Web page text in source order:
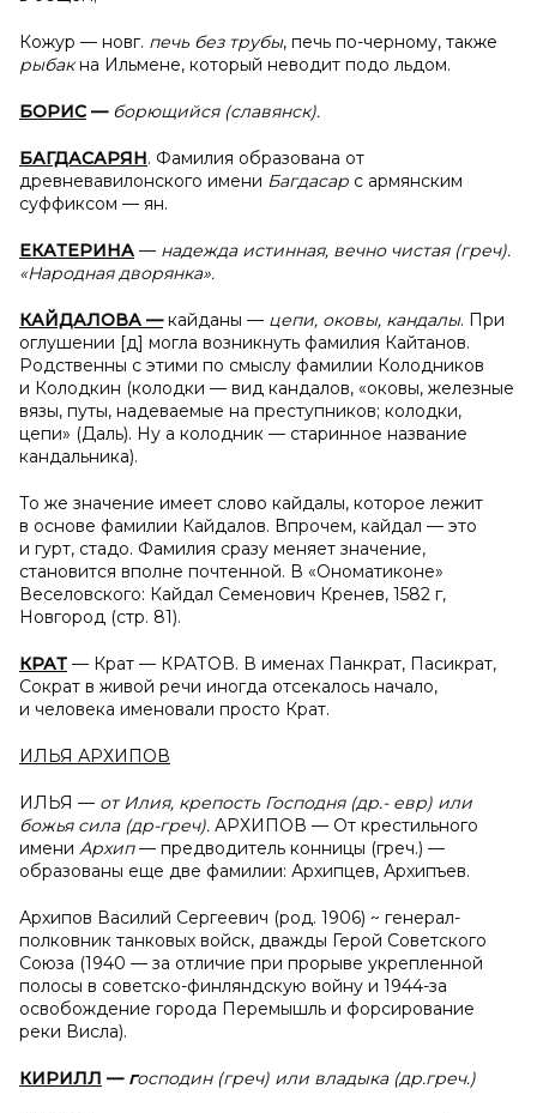
Кожур — новг. печь без трубы, печь по-черному, также
рыбакна Ильмене, который неводит подо льдом.
БОРИС — борющийся (славянск).
БАГДАСАРЯН. Фамилия образована от
древневавилонского имени Багдасар с армянским
суффиксом — ян.
ЕКАТЕРИНА — надежда истинная, вечно чистая (греч).
«Народная дворянка».
КАЙДАЛОВА —кайданы — цепи, оковы, кандалы. При
оглушении [д] могла возникнуть фамилия Кайтанов.
Родственны с этими по смыслу фамилии Колодников
и Колодкин (колодки — вид кандалов, «оковы, железные
вязы, путы, надеваемые на преступников; колодки,
цепи» (Даль). Ну а колодник — старинное название
кандальника).
То же значение имеет слово кайдалы, которое лежит
в основе фамилии Кайдалов. Впрочем, кайдал — это
и гурт, стадо. Фамилия сразу меняет значение,
становится вполне почтенной. В «Ономатиконе»
Веселовского: Кайдал Семенович Кренев, 1582 г,
Новгород (стр. 81).
КРАТ — Крат — КРАТОВ. В именах Панкрат, Пасикрат,
Сократ в живой речи иногда отсекалось начало,
и человека именовали просто Крат.
ИЛЬЯ АРХИПОВ
ИЛЬЯ — от Илия, крепость Господня (др.- евр) или
божья сила (др-греч). АРХИПОВ — От крестильного
имени Архип— предводитель конницы (греч.) —
образованы еще две фамилии: Архипцев, Архипъев.
Архипов Василий Сергеевич (род. 1906) ~ генерал-
полковник танковых войск, дважды Герой Советского
Союза (1940 — за отличие при прорыве укрепленной
полосы в советско-финляндскую войну и 1944-за
освобождение города Перемышль и форсирование
реки Висла).
КИРИЛЛ — господин (греч) или владыка (др.греч.)